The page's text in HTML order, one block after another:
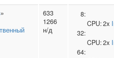
»
633
1266
н/д
8:
CPU:2x
32:
CPU:2x
64: